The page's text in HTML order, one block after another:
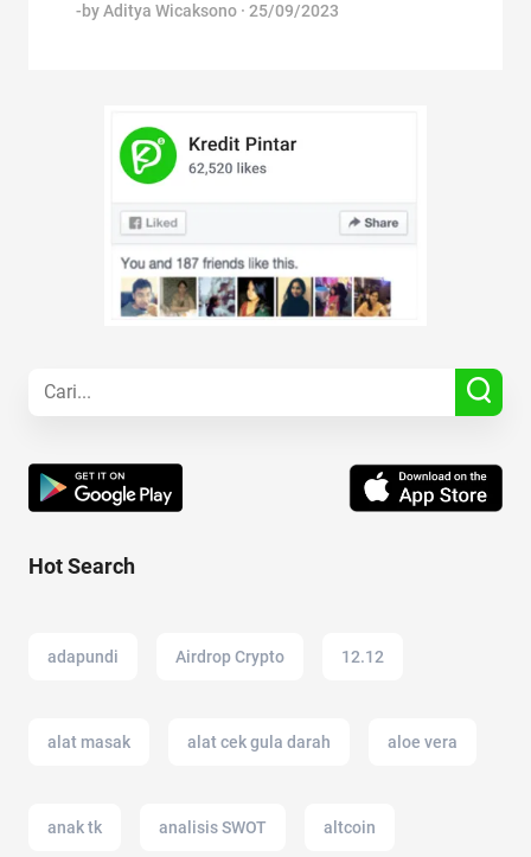
-byAditya Wicaksono · 25/09/2023
Hot Search
adapundi Airdrop Crypto 12.12
alat masak alat cek gula darah aloe vera
anak tk analisis SWOT altcoin